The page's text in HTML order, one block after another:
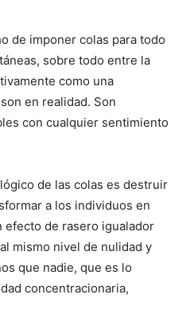
de imponer colas para todo
sobre todo entre la
como una
en realidad. Son
con cualquier sentimiento
de las colas es destruir
a los individuos en
efecto de rasero igualador
mismo nivel de nulidad y
que nadie, que es lo
concentracionaria,